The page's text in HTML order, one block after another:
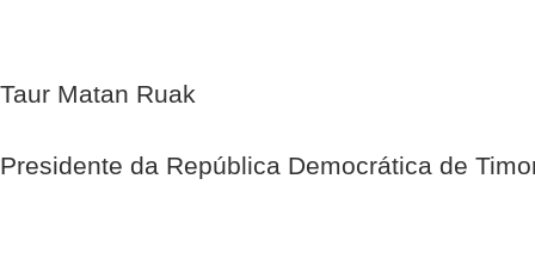
Taur Matan Ruak
Presidente da República Democrática de